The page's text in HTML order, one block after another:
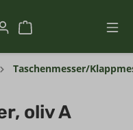
Taschenmesser/
oliv A